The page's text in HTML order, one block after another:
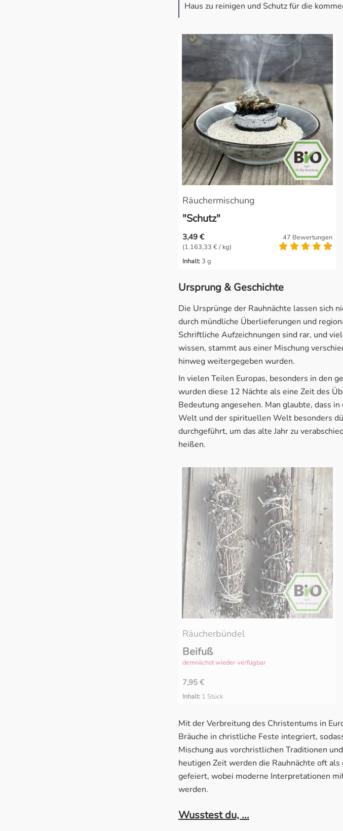
Haus zu reinigen und Schutz für die
Räuchermischung
"Schutz"
3,49 €
(1.163,33 € / kg)
Inhalt:3 g
47 Bewertungen
Ursprung & Geschichte
Die Ursprünge der Rauhnächte lassen sich
durch mündliche Überlieferungen und
Schriftliche Aufzeichnungen sind rar, und
wissen, stammt aus einer Mischung
hinweg weitergegeben wurden.
In vielen Teilen Europas, besonders in den
wurden diese 12 Nächte als eine Zeit des
Bedeutung angesehen. Man glaubte, dass
Welt und der spirituellen Welt besonders
durchgeführt, um das alte Jahr zu
heißen.
Räucherbündel
Beifuß
demnächst wieder verfügbar
7,95 €
Inhalt: 1 Stück
Mit der Verbreitung des Christentums in
Bräuche in christliche Feste integriert,
Mischung aus vorchristlichen Traditionen
heutigen Zeit werden die Rauhnächte oft
gefeiert, wobei moderne Interpretationen
werden.
Wusstest du, ...